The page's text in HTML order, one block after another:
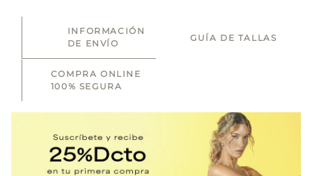
INFORMACIÓN
DE ENVÍO
GUÍA DE TALLAS
COMPRA ONLINE
100% SEGURA